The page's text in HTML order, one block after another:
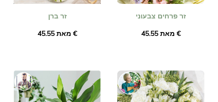
זר ברן
מאת ‏45.55 €
זר פרחים צבעוני
מאת ‏45.55 €